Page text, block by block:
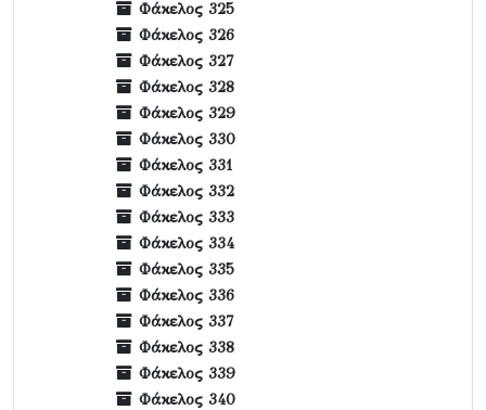
Φάκελος 325
Φάκελος 326
Φάκελος 327
Φάκελος 328
Φάκελος 329
Φάκελος 330
Φάκελος 331
Φάκελος 332
Φάκελος 333
Φάκελος 334
Φάκελος 335
Φάκελος 336
Φάκελος 337
Φάκελος 338
Φάκελος 339
Φάκελος 340